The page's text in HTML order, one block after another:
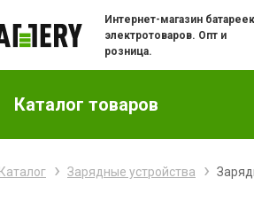
Интернет-магазин
электротоваров. Опт и
розница.
Каталог товаров
Каталог Зарядные устройства